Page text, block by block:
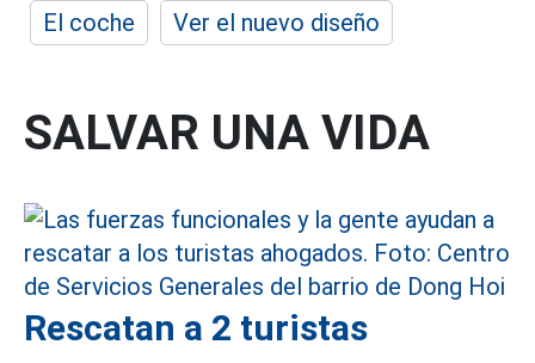
El coche
Ver el nuevo diseño
SALVAR UNA VIDA
Rescatan a 2 turistas